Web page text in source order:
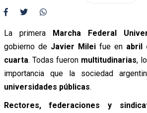
La primera Marcha Federal
gobierno de Javier Mileifue en abril
cuarta. Todas fueron multitudinarias,
importancia que la sociedad
universidades públicas.
Rectores, federaciones y